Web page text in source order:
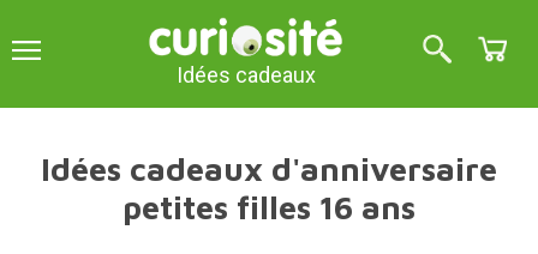
Idées cadeaux
Idées cadeaux d'anniversaire
petites filles 16 ans